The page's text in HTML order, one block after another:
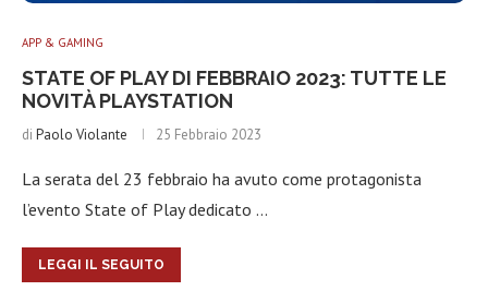
APP & GAMING
STATE OF PLAY DI FEBBRAIO 2023: TUTTE LE
NOVITÀ PLAYSTATION
di Paolo Violante 25 Febbraio 2023
La serata del 23 febbraio ha avuto come protagonista
l’evento State of Play dedicato …
LEGGI IL SEGUITO